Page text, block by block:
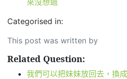
來沒想過
Categorised in:
This post was written by
Related Question:
我們可以把妹妹放回去，換